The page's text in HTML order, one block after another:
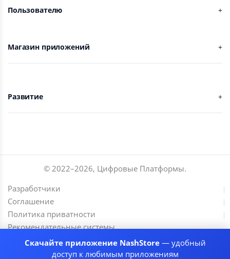
Пользователю
Магазин приложений
Развитие
© 2022–2026, Цифровые Платформы.
Разработчики
Соглашение
Политика приватности
Рекомендательные системы
Скачайте приложение NashStore— удобный
доступ к любимым приложениям